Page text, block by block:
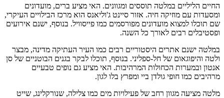
החיים הליליים במלטה תוססים ומגוונים. האי מציע ברים, מועדונים
ומסעדות עם מוזיקה חיה. אזור סיינט ג'וליאנס הוא מרכז הבילויים העיקרי,
שם תוכלו למצוא מועדונים מפורסמים כמו פייסוויל. בנוסף, ישנם אירועים
ופסטיבלים רבים לאורך כל השנה.
במלטה ישנם אתרים היסטוריים רבים כמו העיר העתיקה מדינה, מבצר
ולטה והיפוגאום של חל-ספליני. בנוסף, תוכלו לבקר בגנים הבוטניים של סן
אנטון ובמערות הכחולות המרהיבות. האי מציע גם נופים טבעיים
מרהיבים כמו חופי גולדן ביי ומפרץ בלו לגון.
מלטה מציעה מגוון רחב של פעילויות מים כמו צלילה, שנורקלינג, שייט